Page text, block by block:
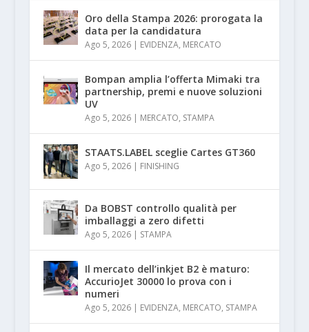
Oro della Stampa 2026: prorogata la
data per la candidatura
Ago 5, 2026| EVIDENZA, MERCATO
Bompan amplia l’offerta Mimaki tra
partnership, premi e nuove soluzioni
UV
Ago 5, 2026| MERCATO, STAMPA
STAATS.LABEL sceglie Cartes GT360
Ago 5, 2026| FINISHING
Da BOBST controllo qualità per
imballaggi a zero difetti
Ago 5, 2026| STAMPA
Il mercato dell’inkjet B2 è maturo:
AccurioJet 30000 lo prova con i
numeri
Ago 5, 2026| EVIDENZA, MERCATO, STAMPA